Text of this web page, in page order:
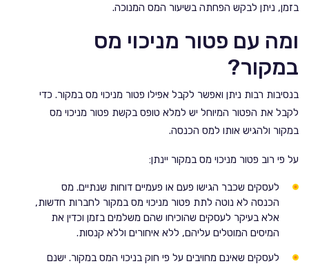
בזמן, ניתן לבקש הפחתה בשיעור המס המנוכה.
ומה עם פטור מניכוי מס
במקור?
בנסיבות רבות ניתן ואפשר לקבל אפילו פטור מניכוי מס במקור. כדי
לקבל את הפטור המיוחל יש למלא טופס בקשת פטור מניכוי מס
במקור ולהגיש אותו למס הכנסה.
על פי רוב פטור מניכוי מס במקור יינתן:
לעסקים שכבר הגישו פעם או פעמיים דוחות שנתיים. מס
הכנסה לא נוטה לתת פטור מניכוי מס במקור לחברות חדשות,
אלא בעיקר לעסקים שהוכיחו שהם משלמים בזמן וכדין את
המיסים המוטלים עליהם, ללא איחורים וללא קנסות.
לעסקים שאינם מחויבים על פי חוק בניכוי המס במקור. ישנם